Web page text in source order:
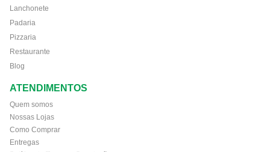
Lanchonete
Padaria
Pizzaria
Restaurante
Blog
ATENDIMENTOS
Quem somos
Nossas Lojas
Como Comprar
Entregas